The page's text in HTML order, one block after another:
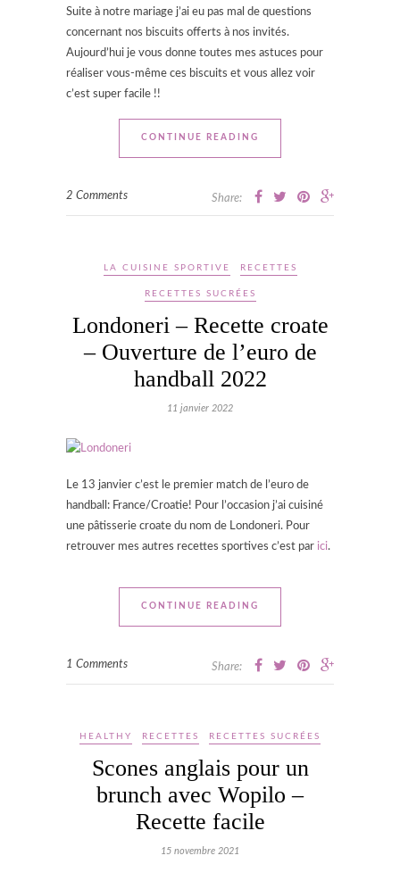
Suite à notre mariage j’ai eu pas mal de questions
concernant nos biscuits offerts à nos invités.
Aujourd’hui je vous donne toutes mes astuces pour
réaliser vous-même ces biscuits et vous allez voir
c’est super facile !!
CONTINUE READING
2 Comments Share:
LA CUISINE SPORTIVE RECETTES
RECETTES SUCRÉES
Londoneri – Recette croate
– Ouverture de l’euro de
handball 2022
11 janvier 2022
Le 13 janvier c’est le premier match de l’euro de
handball: France/Croatie! Pour l’occasion j’ai cuisiné
une pâtisserie croate du nom de Londoneri. Pour
retrouver mes autres recettes sportives c’est par ici.
CONTINUE READING
1 Comments Share:
HEALTHY RECETTES RECETTES SUCRÉES
Scones anglais pour un
brunch avec Wopilo –
Recette facile
15 novembre 2021